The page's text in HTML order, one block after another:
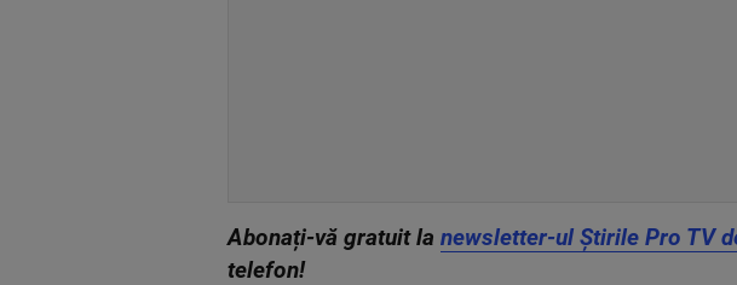
Abonați-vă gratuit la newsletter-ul Știrile Pro TV
telefon!